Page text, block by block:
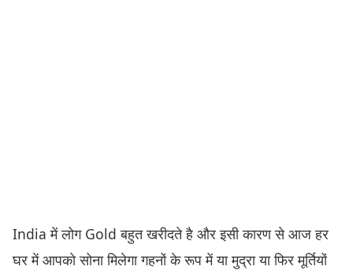
India में लोग Gold बहुत खरीदते है और इसी कारण से आज हर
घर में आपको सोना मिलेगा गहनों के रूप में या मुद्रा या फिर मूर्तियों